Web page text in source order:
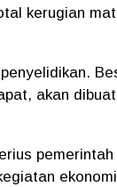
kerugian
akan